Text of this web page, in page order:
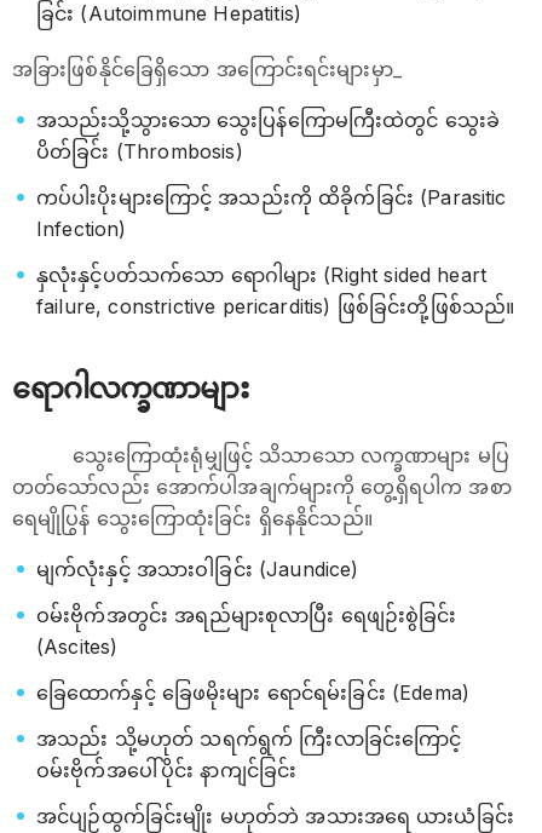
ခြင်း (Autoimmune Hepatitis)
အခြားဖြစ်နိုင်ခြေရှိသော အကြောင်းရင်းများမှာ_
အသည်းသို့သွားသော သွေးပြန်ကြောမကြီးထဲတွင် သွေးခဲ
ပိတ်ခြင်း (Thrombosis)
ကပ်ပါးပိုးများကြောင့် အသည်းကို ထိခိုက်ခြင်း (Parasitic
Infection)
နှလုံးနှင့်ပတ်သက်သော ရောဂါများ (Right sided heart
failure, constrictive pericarditis) ဖြစ်ခြင်းတို့ဖြစ်သည်။
ရောဂါလက္ခဏာများ
သွေးကြောထုံးရုံမျှဖြင့် သိသာသော လက္ခဏာများ မပြ
တတ်သော်လည်း အောက်ပါအချက်များကို တွေ့ရှိရပါက အစာ
ရေမျိုပြွန် သွေးကြောထုံးခြင်း ရှိနေနိုင်သည်။
မျက်လုံးနှင့် အသားဝါခြင်း (Jaundice)
ဝမ်းဗိုက်အတွင်း အရည်များစုလာပြီး ရေဖျဉ်းစွဲခြင်း
(Ascites)
ခြေထောက်နှင့် ခြေဖမိုးများ ရောင်ရမ်းခြင်း (Edema)
အသည်း သို့မဟုတ် သရက်ရွက် ကြီးလာခြင်းကြောင့်
ဝမ်းဗိုက်အပေါ်ပိုင်း နာကျင်ခြင်း
အင်ပျဉ်ထွက်ခြင်းမျိုး မဟုတ်ဘဲ အသားအရေ ယားယံခြင်း